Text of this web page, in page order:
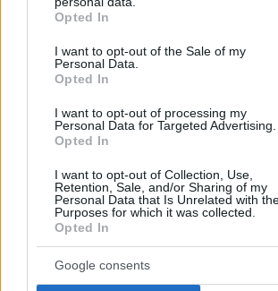
grant or deny consent to Google and its
use your data for below specified purposes
consent section.
Opted In
I want to opt-out of the Sale of my
Personal Data.
Opted In
I want to opt-out of processing my
Personal Data for Targeted Advertising.
Opted In
I want to opt-out of Collection, Use,
Retention, Sale, and/or Sharing of my
Personal Data that Is Unrelated with
Purposes for which it was collected.
Opted In
Google consents
Οι δύο ομάδες πήγαν μαζί στο 11-
race ο Ντάνιελ και η Δώρα
κάνοντας παράλληλα και το 2-1
αυτής της εβδομάδας.
Glomex Player(eexbs1jkdkewvzn, v-
d1lkbzt6738h)